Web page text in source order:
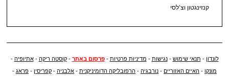
קנזינגטון וצ’לסי
לונדון - תנאי שימוש -נגישות - מדיניות פרטיות -פרסום באתר -קוסטה ריקה -אתיופיה -
מונקו - האיים האזוריים - נורבגיה - הרפובליקה הדומיניקנית - אלבניה - קפריסין - פראג -